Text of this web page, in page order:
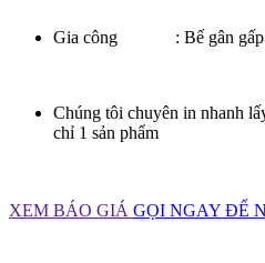
Gia công : Bế gân gấp
Chúng tôi chuyên in nhanh
chỉ 1 sản phẩm
XEM BÁO GIÁ GỌI NGAY ĐỂ